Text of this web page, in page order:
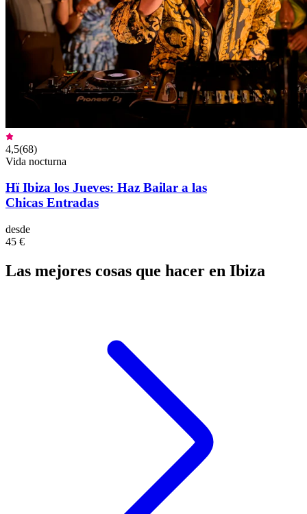
4,5(68)
Vida nocturna
Hï Ibiza los Jueves: Haz Bailar a las
Chicas Entradas
desde
45 €
Las mejores cosas que hacer en Ibiza